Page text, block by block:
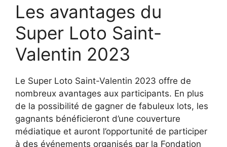
Les avantages du
Super Loto Saint-
Valentin 2023
Le Super Loto Saint-Valentin 2023 offre de
nombreux avantages aux participants. En plus
de la possibilité de gagner de fabuleux lots, les
gagnants bénéficieront d’une couverture
médiatique et auront l’opportunité de participer
à des événements organisés par la Fondation